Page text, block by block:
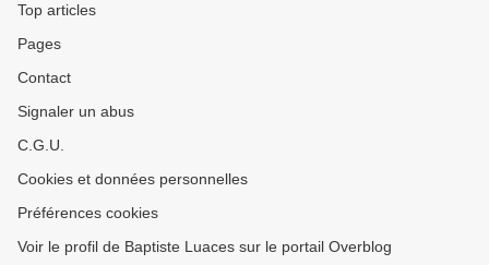
Top articles
Pages
Contact
Signaler un abus
C.G.U.
Cookies et données personnelles
Préférences cookies
Voir le profil de Baptiste Luaces sur le portail Overblog